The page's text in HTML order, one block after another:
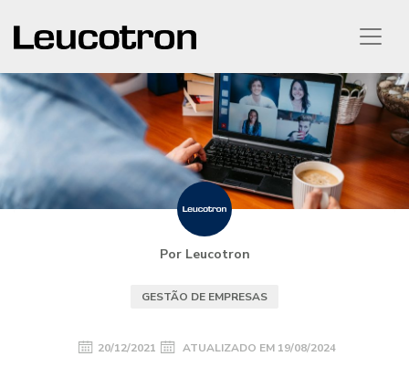
Por Leucotron
GESTÃO DE EMPRESAS
20/12/2021 ATUALIZADO EM 19/08/2024